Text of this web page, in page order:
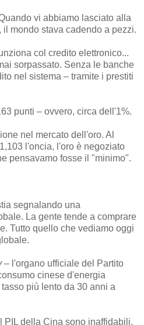
vi abbiamo lasciato alla
mondo stava cadendo a pezzi.
col credito elettronico...
sorpassato. Senza le banche
nel sistema – tramite i prestiti
punti – ovvero, circa dell'1%.
nel mercato dell'oro. Al
l'oncia, l'oro è negoziato
pensavamo fosse il "minimo".
segnalando una
La gente tende a comprare
Tutto quello che vediamo oggi
– l'organo ufficiale del Partito
cinese d'energia
più lento da 30 anni a
PIL della Cina sono inaffidabili,